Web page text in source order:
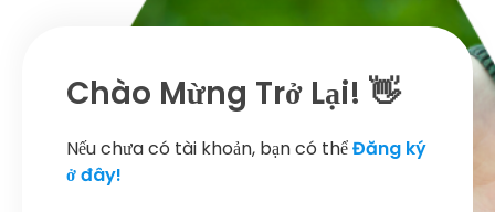
Chào Mừng Trở Lại! 👋
Nếu chưa có tài khoản, bạn có thểĐăng ký
ở đây!